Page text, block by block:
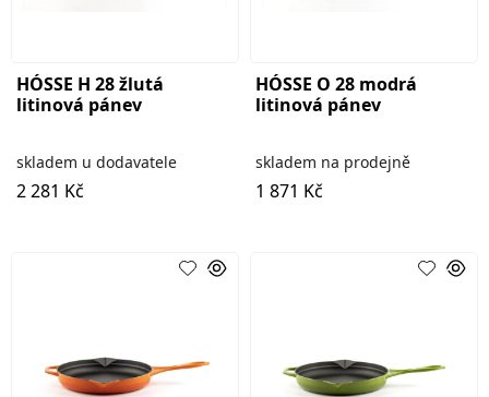
HÓSSE H 28 žlutá
litinová pánev
skladem u dodavatele
2 281 Kč
HÓSSE O 28 modrá
litinová pánev
skladem na prodejně
1 871 Kč